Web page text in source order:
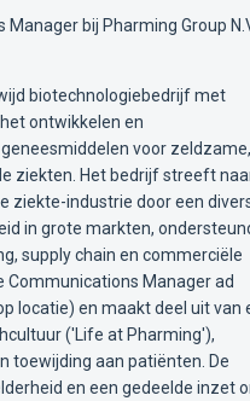
bij Pharming Group
biotechnologiebedrijf met
ontwikkelen en
voor zeldzame,
ziekten. Het bedrijf streeft
ziekte-industrie door een
in grote markten,
supply chain en commerciële
Communications Manager ad
locatie) en maakt deel uit van
('Life at Pharming'),
toewijding aan patiënten. De
en een gedeelde inzet